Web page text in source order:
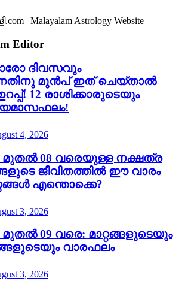
| Malayalam Astrology Website
Editor
ഓരോ ദിവസവും
മുൻപ് ഇത് ചെയ്താൽ
12 രാശിക്കാരുടെയും
4, 2026
മുതൽ 08 വരെയുള്ള നക്ഷത്ര
ജീവിതത്തിൽ ഈ വാരം
എന്തൊക്കെ?
3, 2026
മുതൽ 09 വരെ: മാറ്റങ്ങളുടെയും
വാരഫലം
3, 2026